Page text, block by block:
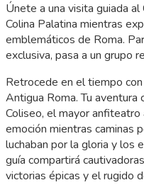
Únete a una visita guiada
Colina Palatina mientras
emblemáticos de Roma.
exclusiva, pasa a un grupo
Retrocede en el tiempo
Antigua Roma. Tu
Coliseo, el mayor
emoción mientras caminas
luchaban por la gloria y los
guía compartirá
victorias épicas y el rugido